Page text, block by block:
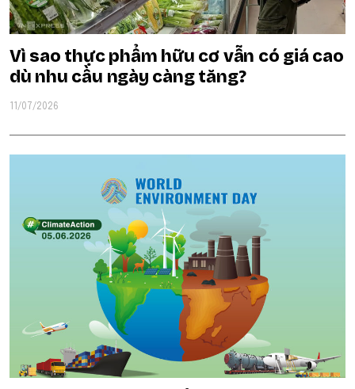
Vì sao thực phẩm hữu cơ vẫn có giá cao
dù nhu cầu ngày càng tăng?
11/07/2026